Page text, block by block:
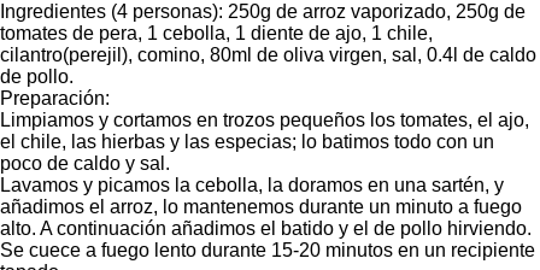
Ingredientes (4 personas): 250g de arroz vaporizado, 250g de
tomates de pera, 1 cebolla, 1 diente de ajo, 1 chile,
cilantro(perejil), comino, 80ml de oliva virgen, sal, 0.4l de caldo
de pollo.
Preparación:
Limpiamos y cortamos en trozos pequeños los tomates, el ajo,
el chile, las hierbas y las especias; lo batimos todo con un
poco de caldo y sal.
Lavamos y picamos la cebolla, la doramos en una sartén, y
añadimos el arroz, lo mantenemos durante un minuto a fuego
alto. A continuación añadimos el batido y el de pollo hirviendo.
Se cuece a fuego lento durante 15-20 minutos en un recipiente